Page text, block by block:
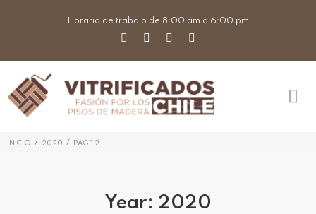
Horario de trabajo de 8:00 am a 6:00 pm
INICIO / 2020 / PAGE 2
Year: 2020